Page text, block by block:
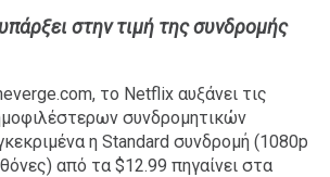
στην τιμή της συνδρομής
το Netflix αυξάνει τις
συνδρομητικών
η Standard συνδρομή (1080p
από τα $12.99 πηγαίνει στα